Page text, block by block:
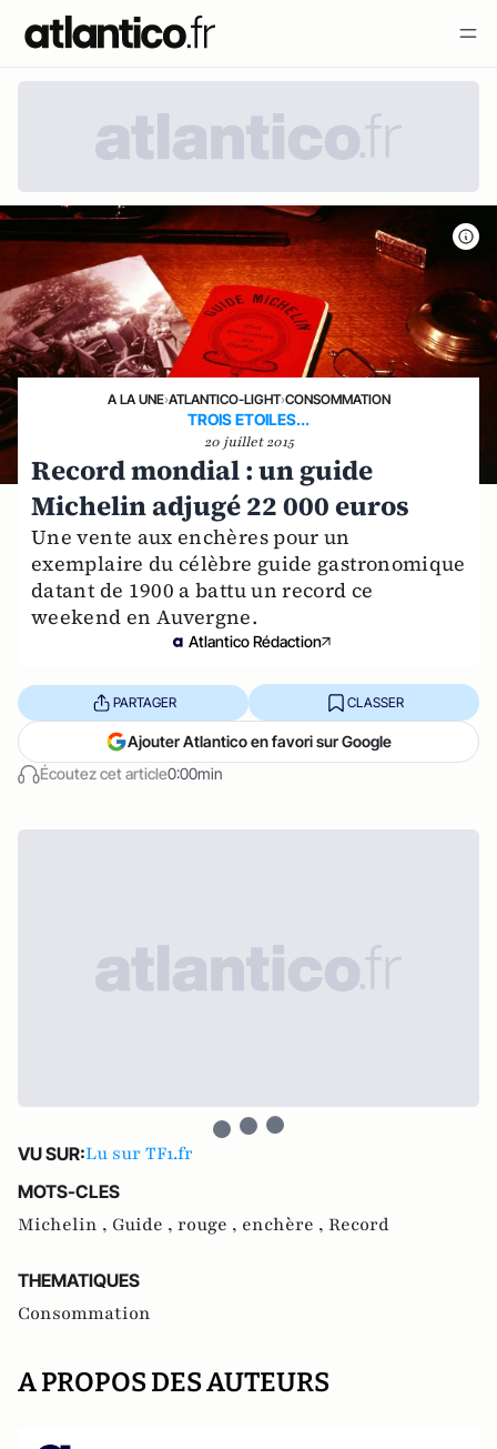
A LA UNE›ATLANTICO-LIGHT›CONSOMMATION
TROIS ETOILES...
20 juillet 2015
Record mondial : un guide
Michelin adjugé 22 000 euros
Une vente aux enchères pour un
exemplaire du célèbre guide gastronomique
datant de 1900 a battu un record ce
weekend en Auvergne.
Atlantico Rédaction
Écoutez cet article0:00min
PARTAGER CLASSER
Ajouter Atlantico en favori sur Google
VU SUR:Lu sur TF1.fr
MOTS-CLES
Michelin , Guide , rouge , enchère , Record
THEMATIQUES
Consommation
A PROPOS DES AUTEURS